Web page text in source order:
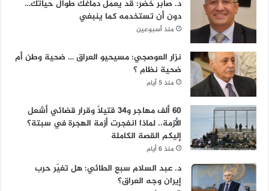
د. صابر خضر: قد يعمل دماغك طوال حياتك…
دون أن تستخدمه كما ينبغي
منذ أسبوعين
نزار العوصجي: مسيحيو العراق … ضحية وطن أم
ضحية نظام ؟
منذ 5 أيام
60 ألف مهاجر و34 قتيلاً وقرار قضائي أشعل
الأزمة.. لماذا انفجرت أزمة الهجرة في سبتة؟
إليكم القصة الكاملة
منذ 6 أيام
د. عبد السلام سبع الطائي: هل تغيّر حرب
إيران وجه العراق؟